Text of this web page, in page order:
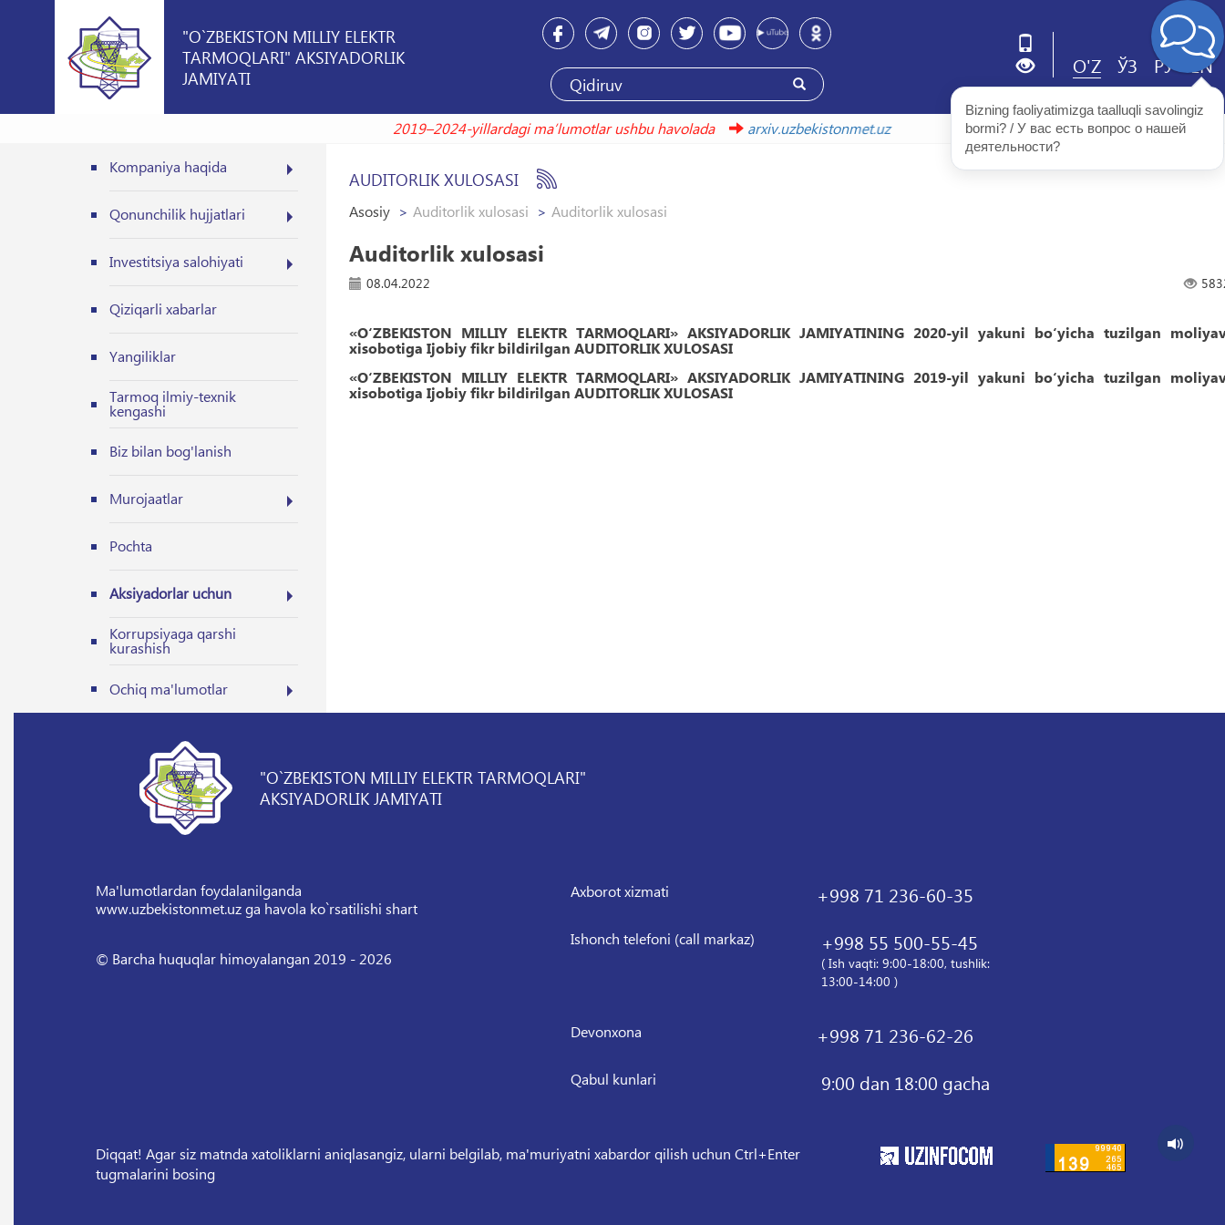
"O`ZBEKISTON MILLIY ELEKTR
TARMOQLARI" AKSIYADORLIK
JAMIYATI
O'Z ЎЗ РУ EN
2019–2024-yillardagi maʼlumotlar ushbu havolada
arxiv.uzbekistonmet.uz
Kompaniya haqida
Qonunchilik hujjatlari
Investitsiya salohiyati
Qiziqarli xabarlar
Yangiliklar
Tarmoq ilmiy-texnik
kengashi
Biz bilan bog'lanish
Murojaatlar
Pochta
Aksiyadorlar uchun
Korrupsiyaga qarshi
kurashish
Ochiq ma'lumotlar
AUDITORLIK XULOSASI
Asosiy Auditorlik xulosasi Auditorlik xulosasi
Auditorlik xulosasi
08.04.2022
«O‘ZBEKISTON MILLIY ELEKTR TARMOQLARI» AKSIYADORLIK JAMIYATINING 2020-yil yakuni bo‘yicha tuzilgan
xisobotiga Ijobiy fikr bildirilgan AUDITORLIK XULOSASI
«O‘ZBEKISTON MILLIY ELEKTR TARMOQLARI» AKSIYADORLIK JAMIYATINING 2019-yil yakuni bo‘yicha tuzilgan
xisobotiga Ijobiy fikr bildirilgan AUDITORLIK XULOSASI
"O`ZBEKISTON MILLIY ELEKTR TARMOQLARI"
AKSIYADORLIK JAMIYATI
Ma'lumotlardan foydalanilganda
www.uzbekistonmet.uz ga havola ko`rsatilishi shart
© Barcha huquqlar himoyalangan 2019 - 2026
Axborot xizmati +998 71 236-60-35
Ishonch telefoni (call markaz) +998 55 500-55-45
( Ish vaqti: 9:00-18:00, tushlik:
13:00-14:00 )
Devonxona +998 71 236-62-26
Qabul kunlari 9:00 dan 18:00 gacha
Diqqat! Agar siz matnda xatoliklarni aniqlasangiz, ularni belgilab, ma'muriyatni xabardor qilish uchun Ctrl+Enter
tugmalarini bosing
Bizning faoliyatimizga taalluqli savolingiz
bormi? / У вас есть вопрос о нашей
деятельности?